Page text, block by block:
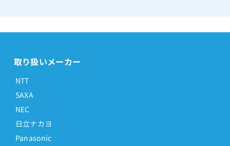
取り扱いメーカー
NTT
SAXA
NEC
日立ナカヨ
Panasonic